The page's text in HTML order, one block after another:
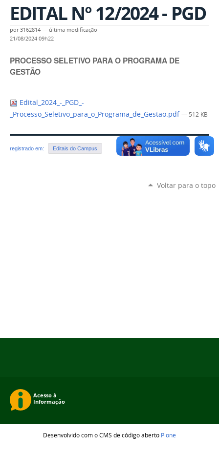
EDITAL N° 12/2024 - PGD
por3162814 — última modificação
21/08/2024 09h22
PROCESSO SELETIVO PARA O PROGRAMA DE
GESTÃO
Edital_2024_-_PGD_-
_Processo_Seletivo_para_o_Programa_de_Gestao.pdf — 512 KB
registrado em: Editais do Campus
Voltar para o topo
Desenvolvido com o CMS de código aberto Plone